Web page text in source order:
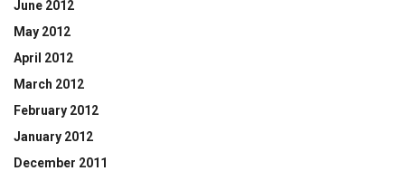
June 2012
May 2012
April 2012
March 2012
February 2012
January 2012
December 2011